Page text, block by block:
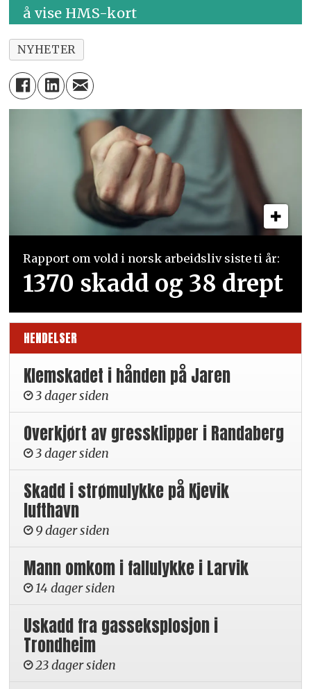
å vise HMS-kort
NYHETER
Rapport om vold i norsk arbeidsliv siste ti år:
1370 skadd og 38 drept
HENDELSER
Klemskadet i hånden på Jaren
3 dager siden
Overkjørt av gressklipper i Randaberg
3 dager siden
Skadd i strømulykke på Kjevik
lufthavn
9 dager siden
Mann omkom i fallulykke i Larvik
14 dager siden
Uskadd fra gasseksplosjon i
Trondheim
23 dager siden